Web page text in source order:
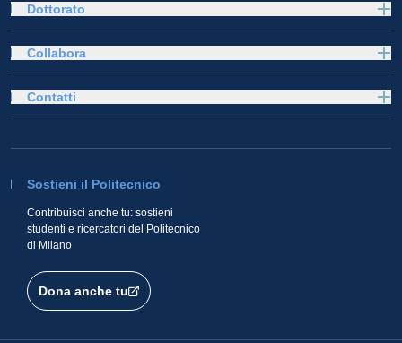
Dottorato
Collabora
Sostieni il Politecnico
Contribuisci anche tu: sostieni
studenti e ricercatori del Politecnico
di Milano
Dona anche tu
Contatti